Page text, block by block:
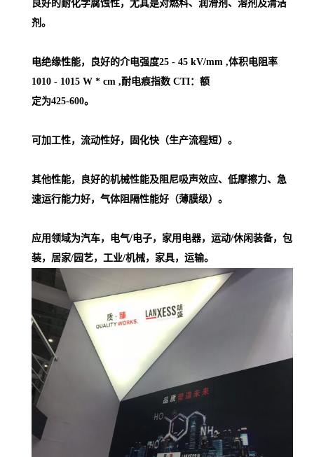
良好的耐化学腐蚀性，尤其是对燃料、润滑剂、溶剂及清洁
剂。
电绝缘性能，良好的介电强度25 - 45 kV/mm ,体积电阻率
1010 - 1015 W * cm ,耐电痕指数 CTI：额
定为425-600。
可加工性，流动性好，固化快（生产流程短）。
其他性能，良好的机械性能及阻尼吸声效应、低摩擦力、急
速运行能力好，气体阻隔性能好（薄膜级）。
应用领域为汽车，电气/电子，家用电器，运动/休闲装备，包
装，居家/园艺，工业/机械，家具，运输。